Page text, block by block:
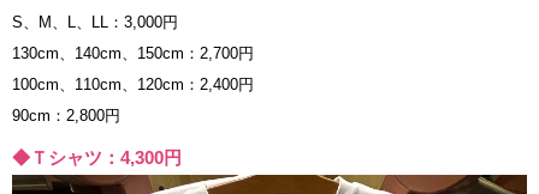
S、M、L、LL：3,000円
130cm、140cm、150cm：2,700円
100cm、110cm、120cm：2,400円
90cm：2,800円
◆Ｔシャツ：4,300円